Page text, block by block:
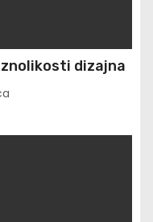
dizajna